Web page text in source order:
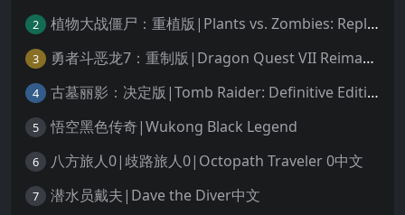
2 植物大战僵尸：重植版|Plants vs. Zombies: Replanted中文
3 勇者斗恶龙7：重制版|Dragon Quest VII Reimagined中文
4 古墓丽影：决定版|Tomb Raider: Definitive Edition中文
5 悟空黑色传奇|Wukong Black Legend
6 八方旅人0|歧路旅人0|Octopath Traveler 0中文
7 潜水员戴夫|Dave the Diver中文